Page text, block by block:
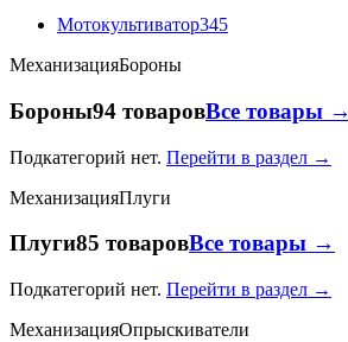
Мотокультиватор345
МеханизацияБороны
Бороны94 товаровВсе товары →
Подкатегорий нет. Перейти в раздел →
МеханизацияПлуги
Плуги85 товаровВсе товары →
Подкатегорий нет. Перейти в раздел →
МеханизацияОпрыскиватели